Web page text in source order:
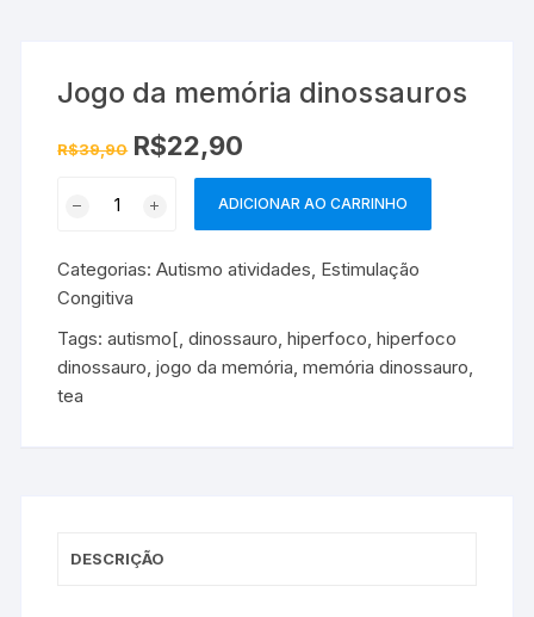
Jogo da memória dinossauros
R$39,90 O
preço
R$39,90.
R$22,90
atual
é:
R$22,90.
dinossauros
quantidade
ADICIONAR AO CARRINHO
Categorias:Autismo atividades, Estimulação
Congitiva
Tags:autismo[,dinossauro,hiperfoco,hiperfoco
dinossauro,jogo da memória,memória dinossauro,
tea
DESCRIÇÃO